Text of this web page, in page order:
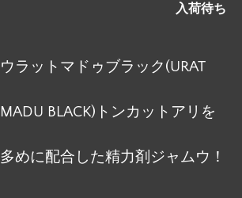
入荷待ち
ウラットマドゥブラック(URAT
MADU BLACK)トンカットアリを
多めに配合した精力剤ジャムウ！